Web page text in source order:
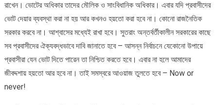
ব্যারিস্টার
নাজির
আহমদ
রাখেন। ভোটের অধিকার তাদের মৌলিক ও সাংবিধানিক অধিকার। এবার যদি প্রবাসীদের
ভোট দেয়ার ব্যবস্থা করা না হয় আর কখনও হয়তো করা হবে না। কোনো রাজনৈতিক
সরকার করবে না। আশ্বাসের মধ্যেই রাখা হবে। সুতরাং অন্তর্বর্তীকালীন সরকারের কাছে
সব প্রবাসীদের ঐক্যবদ্ধভাবে দাবি জানাতে হবে – আসন্ন নির্বাচনে যেকোনো উপায়ে
প্রবাসীরা যেন ভোট দিতে পারেন তা নিশ্চিত করতে হবে। এবার না হলে আমাদের
জীবদ্দশায় হয়তো আর হবে না। তাই সমস্বরে আওয়াজ তুলতে হবে – Now or
never!